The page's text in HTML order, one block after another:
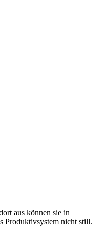
aus können sie in
Produktivsystem nicht still.